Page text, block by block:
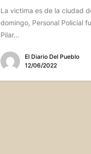
La victima es de la ciudad
domingo, Personal Policial
Pilar...
El Diario Del Pueblo
12/06/2022